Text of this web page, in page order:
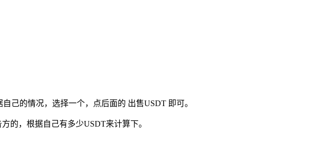
己的情况，选择一个，点后面的 出售USDT 即可。
的，根据自己有多少USDT来计算下。